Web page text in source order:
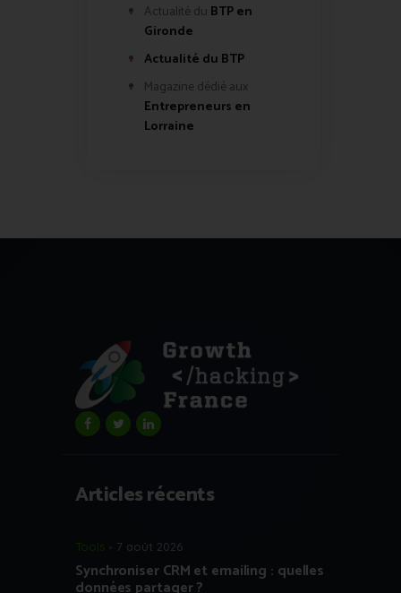
Actualité du BTP en
Gironde
Actualité du BTP
Magazine dédié aux
Entrepreneurs en
Lorraine
Articles récents
Tools 7 août 2026
Synchroniser CRM et emailing : quelles